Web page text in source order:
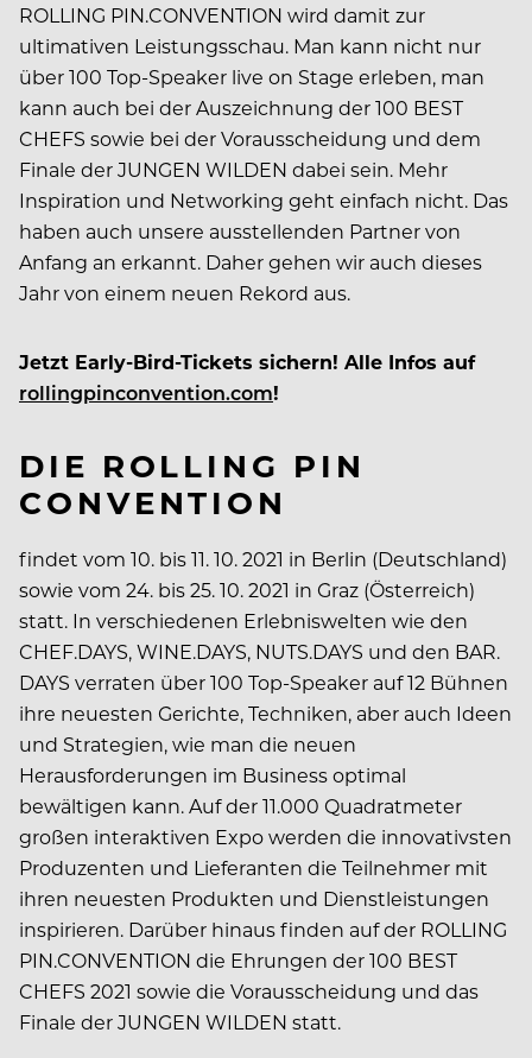
ROLLING PIN.CONVENTION wird damit zur
ultimativen Leistungsschau. Man kann nicht nur
über 100 Top-Speaker live on Stage erleben, man
kann auch bei der Auszeichnung der 100 BEST
CHEFS sowie bei der Vorausscheidung und dem
Finale der JUNGEN WILDEN dabei sein. Mehr
Inspiration und Networking geht einfach nicht. Das
haben auch unsere ausstellenden Partner von
Anfang an erkannt. Daher gehen wir auch dieses
Jahr von einem neuen Rekord aus.
Jetzt Early-Bird-Tickets sichern! Alle Infos auf
rollingpinconvention.com!
DIE ROLLING PIN
CONVENTION
findet vom 10. bis 11. 10. 2021 in Berlin (Deutschland)
sowie vom 24. bis 25. 10. 2021 in Graz (Österreich)
statt. In verschiedenen Erlebniswelten wie den
CHEF.DAYS, WINE.DAYS, NUTS.DAYS und den BAR.
DAYS verraten über 100 Top-Speaker auf 12 Bühnen
ihre neuesten Gerichte, Techniken, aber auch Ideen
und Strategien, wie man die neuen
Herausforderungen im Business optimal
bewältigen kann. Auf der 11.000 Quadratmeter
großen interaktiven Expo werden die innovativsten
Produzenten und Lieferanten die Teilnehmer mit
ihren neuesten Produkten und Dienstleistungen
inspirieren. Darüber hinaus finden auf der ROLLING
PIN.CONVENTION die Ehrungen der 100 BEST
CHEFS 2021 sowie die Vorausscheidung und das
Finale der JUNGEN WILDEN statt.